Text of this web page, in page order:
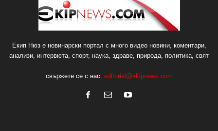
Екип Нюз е новинарски портал с много видео новини, коментари,
анализи, интервюта, спорт, наука, здраве, природа, политика, свят
свържете се с нас: editorial@ekipnews.com